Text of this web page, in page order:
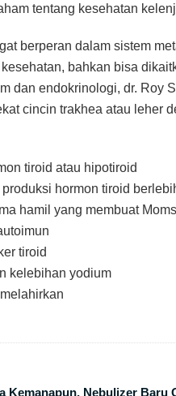
tentang kesehatan
berperan dalam sistem
bahkan bisa
dan endokrinologi, dr. Roy
cincin trakhea atau leher
tiroid atau hipotiroid
hormon tiroid
hamil yang membuat
tiroid
kelebihan yodium
Kemanapun, Nebulizer Baru